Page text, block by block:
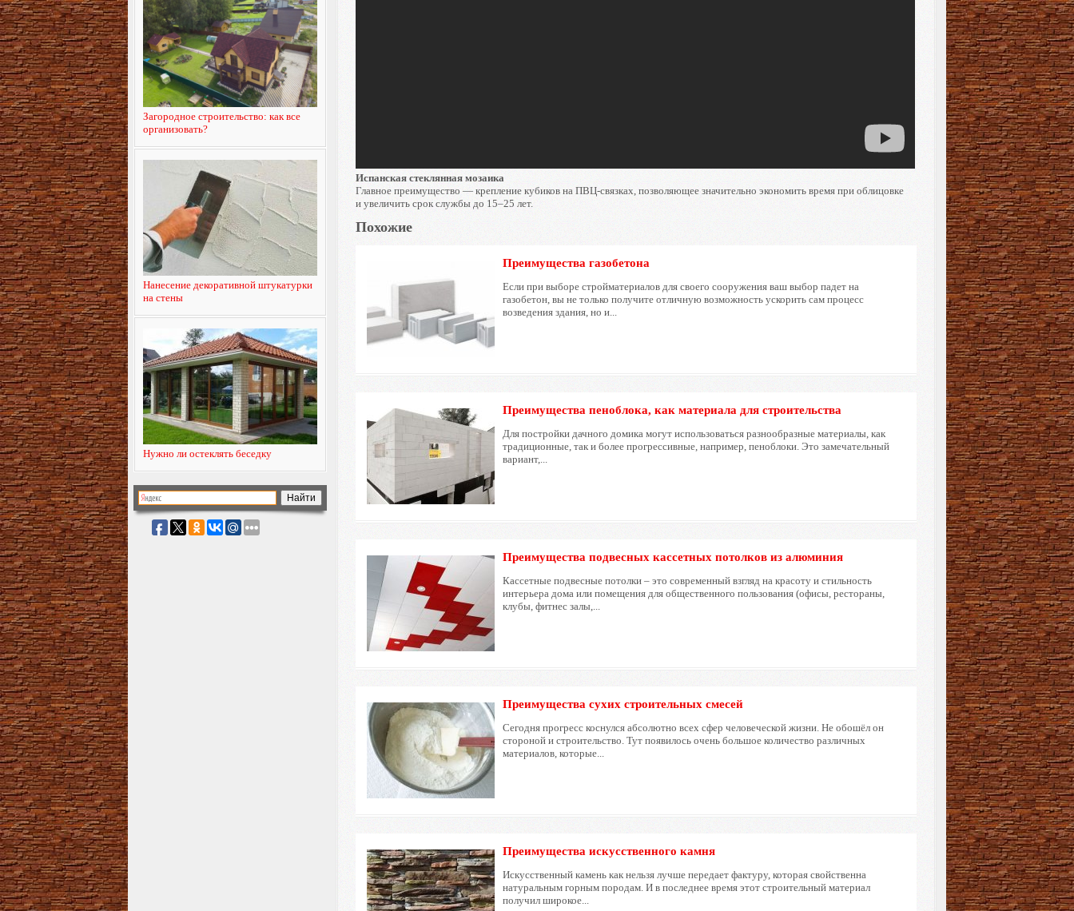
Загородное строительство: как все
организовать?
Нанесение декоративной штукатурки
на стены
Нужно ли остеклять беседку
Испанская стеклянная мозаика
Главное преимущество — крепление кубиков на ПВЦ-связках, позволяющее значительно экономить время при облицовке
и увеличить срок службы до 15–25 лет.
Похожие
Преимущества газобетона
Если при выборе стройматериалов для своего сооружения ваш выбор падет на
газобетон, вы не только получите отличную возможность ускорить сам процесс
возведения здания, но и...
Преимущества пеноблока, как материала для строительства
Для постройки дачного домика могут использоваться разнообразные материалы, как
традиционные, так и более прогрессивные, например, пеноблоки. Это замечательный
вариант,...
Преимущества подвесных кассетных потолков из алюминия
Кассетные подвесные потолки – это современный взгляд на красоту и стильность
интерьера дома или помещения для общественного пользования (офисы, рестораны,
клубы, фитнес залы,...
Преимущества сухих строительных смесей
Сегодня прогресс коснулся абсолютно всех сфер человеческой жизни. Не обошёл он
стороной и строительство. Тут появилось очень большое количество различных
материалов, которые...
Преимущества искусственного камня
Искусственный камень как нельзя лучше передает фактуру, которая свойственна
натуральным горным породам. И в последнее время этот строительный материал
получил широкое...